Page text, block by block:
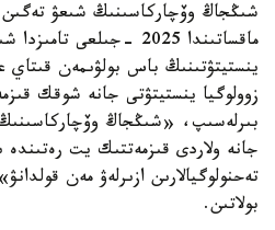
شىڭجاڭ وۆچاركاسىنىڭ شىعۋ تەگىن
ماقساتىندا 2025 -
ينستيتۋتىنىڭ باس بولۋىمەن قىتاي
زوولوگيا ينستيتۋتى جانە شوقك
بىرلەسىپ، «شىڭجاڭ وۆچاركاسىنىڭ
جانە ولاردى قىزمەتتىك يت
تەحنولوگيالارىن ازىرلەۋ مەن
بولاتىن.